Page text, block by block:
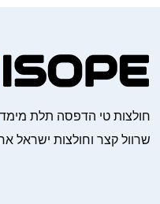
חולצות טי הדפסה תלת מימד
שרוול קצר וחולצות ישראל